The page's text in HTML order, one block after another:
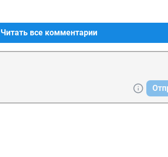
Читать все комментарии